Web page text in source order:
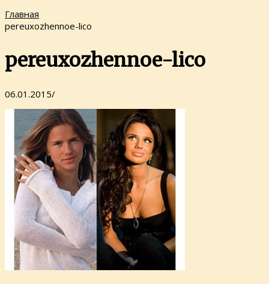
Главная
pereuxozhennoe-lico
pereuxozhennoe-lico
06.01.2015/